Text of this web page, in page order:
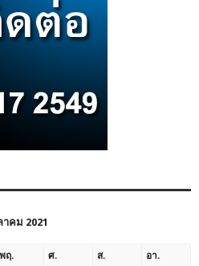
าคม 2021
พฤ. ศ. ส. อา.